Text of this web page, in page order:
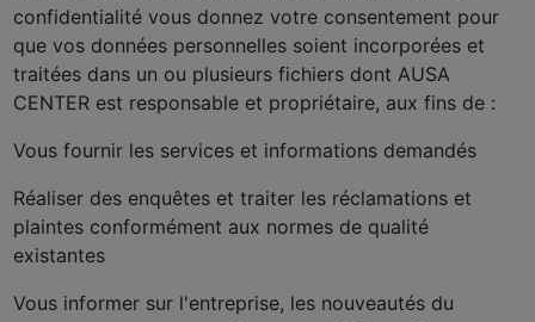
confidentialité vous donnez votre consentement pour
que vos données personnelles soient incorporées et
traitées dans un ou plusieurs fichiers dont AUSA
CENTER est responsable et propriétaire, aux fins de :
Vous fournir les services et informations demandés
Réaliser des enquêtes et traiter les réclamations et
plaintes conformément aux normes de qualité
existantes
Vous informer sur l'entreprise, les nouveautés du